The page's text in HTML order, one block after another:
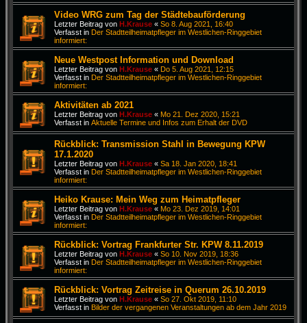
Video WRG zum Tag der Städtebauförderung
Letzter Beitrag von H.Krause « So 8. Aug 2021, 16:40
Verfasst in Der Stadtteilheimatpfleger im Westlichen-Ringgebiet
informiert:
Neue Westpost Information und Download
Letzter Beitrag von H.Krause « Do 5. Aug 2021, 12:15
Verfasst in Der Stadtteilheimatpfleger im Westlichen-Ringgebiet
informiert:
Aktivitäten ab 2021
Letzter Beitrag von H.Krause « Mo 21. Dez 2020, 15:21
Verfasst in Aktuelle Termine und Infos zum Erhalt der DVD
Rückblick: Transmission Stahl in Bewegung KPW
17.1.2020
Letzter Beitrag von H.Krause « Sa 18. Jan 2020, 18:41
Verfasst in Der Stadtteilheimatpfleger im Westlichen-Ringgebiet
informiert:
Heiko Krause: Mein Weg zum Heimatpfleger
Letzter Beitrag von H.Krause « Mo 23. Dez 2019, 14:01
Verfasst in Der Stadtteilheimatpfleger im Westlichen-Ringgebiet
informiert:
Rückblick: Vortrag Frankfurter Str. KPW 8.11.2019
Letzter Beitrag von H.Krause « So 10. Nov 2019, 18:36
Verfasst in Der Stadtteilheimatpfleger im Westlichen-Ringgebiet
informiert:
Rückblick: Vortrag Zeitreise in Querum 26.10.2019
Letzter Beitrag von H.Krause « So 27. Okt 2019, 11:10
Verfasst in Bilder der vergangenen Veranstaltungen ab dem Jahr 2019